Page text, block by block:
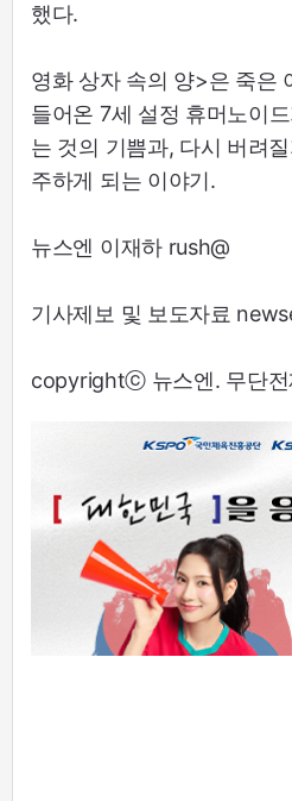
했다.
영화 상자 속의 양>은 죽은
들어온 7세 설정 휴머노이
는 것의 기쁨과, 다시 버려
주하게 되는 이야기.
뉴스엔 이재하 rush@
기사제보 및 보도자료
copyrightⓒ 뉴스엔. 무단전